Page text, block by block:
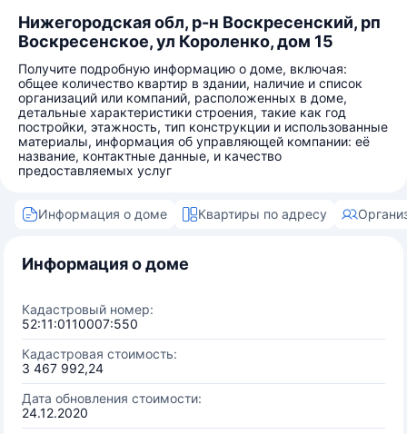
Нижегородская обл, р-н Воскресенский, рп
Воскресенское, ул Короленко, дом 15
Получите подробную информацию о доме, включая:
общее количество квартир в здании, наличие и список
организаций или компаний, расположенных в доме,
детальные характеристики строения, такие как год
постройки, этажность, тип конструкции и использованные
материалы, информация об управляющей компании: её
название, контактные данные, и качество
предоставляемых услуг
Информация о доме Квартиры по адресу
Информация о доме
Кадастровый номер:
52:11:0110007:550
Кадастровая стоимость:
3 467 992,24
Дата обновления стоимости:
24.12.2020